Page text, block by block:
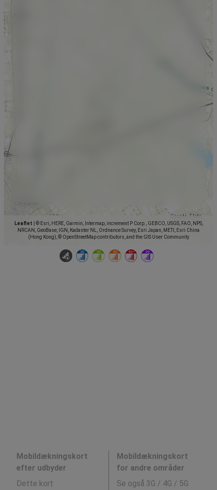
Leaflet
© Esri, HERE, Garmin, Intermap, increment P Corp., GEBCO, USGS, FAO, NPS,
NRCAN, GeoBase, IGN, Kadaster NL, Ordnance Survey, Esri Japan, METI, Esri China
(Hong Kong), © OpenStreetMap contributors, and the GIS User Community
Mobildækningskort
efter udbyder
Dette kort
Mobildækningskort
for andre områder
Se også 3G / 4G / 5G